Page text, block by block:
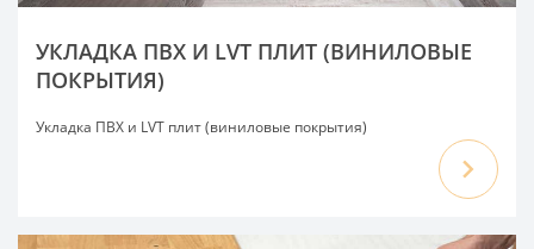
УКЛАДКА ПВХ И LVT ПЛИТ (ВИНИЛОВЫЕ
ПОКРЫТИЯ)
Укладка ПВХ и LVT плит (виниловые покрытия)